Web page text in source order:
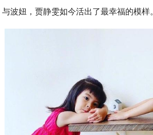
与波妞，贾静雯如今活出了最幸福的模样。